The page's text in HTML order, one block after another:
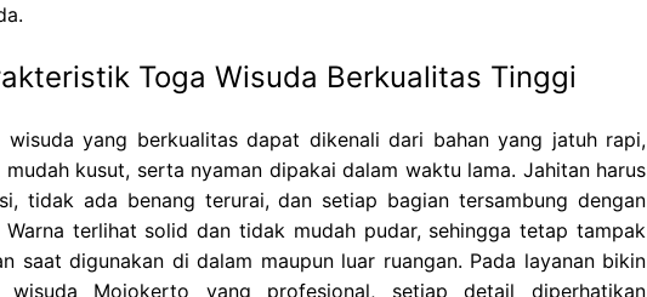
Toga Wisuda Berkualitas Tinggi
wisuda yang berkualitas dapat dikenali dari bahan yang jatuh rapi,
kusut, serta nyaman dipakai dalam waktu lama. Jahitan harus
tidak ada benang terurai, dan setiap bagian tersambung dengan
Warna terlihat solid dan tidak mudah pudar, sehingga tetap tampak
saat digunakan di dalam maupun luar ruangan. Pada layanan bikin
wisuda Mojokerto yang profesional, setiap detail diperhatikan